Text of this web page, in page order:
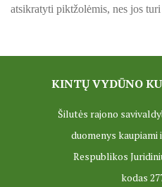
ES PROJEKTAS
ES projektas
ES PROJEKTAS
ES PROJEKTAS
atsikratyti piktžolėmis, nes jos
KINTŲ VYDŪNO
Šilutės rajono
duomenys kaupiami
Respublikos
kodas